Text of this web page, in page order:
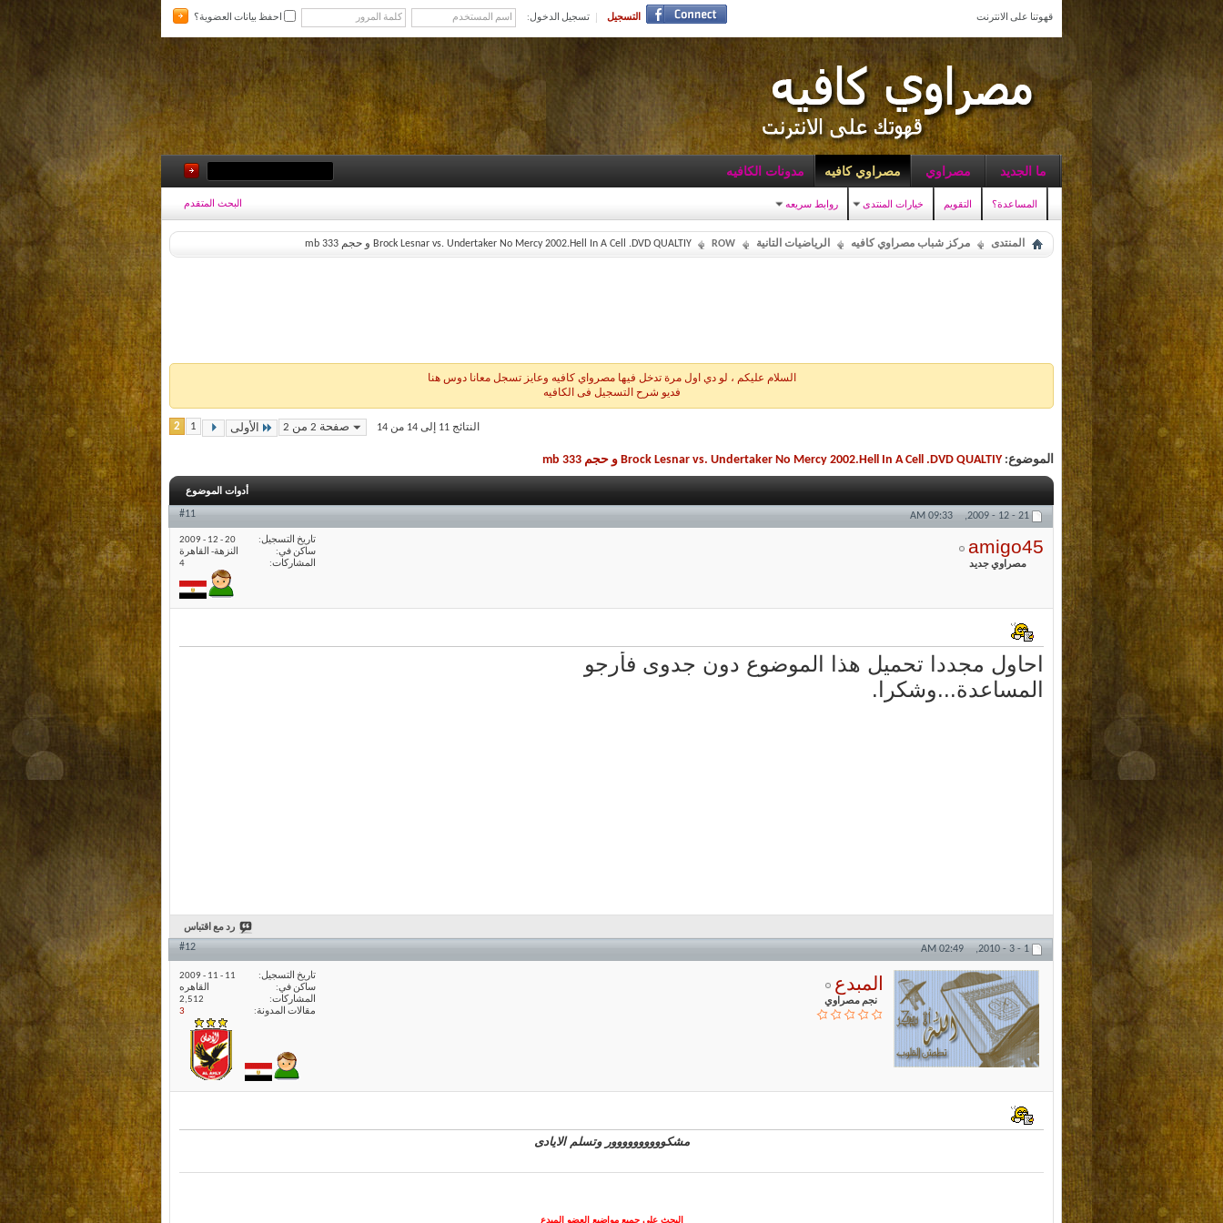
قهوتنا على الانترنت التسجيل تسجيل الدخول: احفظ بيانات العضوية؟
ما الجديد مصراوي مصراوي كافيه
المساعدة؟ التقويم خيارات المنتدى روابط سريعه
مدونات الكافيه
البحث المتقدم
المنتدى مركز شباب مصراوي كافيه الرياضيات التانية ROW Brock Lesnar vs. Undertaker No Mercy 2002.Hell In A Cell .DVD QUALTIY و حجم 333 mb
السلام عليكم ، لو دي اول مرة تدخل فيها مصرواي كافيه وعايز تسجل معانا دوس هنا
فديو شرح التسجيل فى الكافيه
صفحة 2 من 2 الأولى 1
2 النتائج 11 إلى 14 من 14
الموضوع:Brock Lesnar vs. Undertaker No Mercy 2002.Hell In A Cell .DVD QUALTIY و حجم 333 mb
أدوات الموضوع
21 - 12 - 2009,
09:33 AM
#11
amigo45
مصراوي جديد
تاريخ التسجيل
20 - 12 - 2009
ساكن في
النزهة- القاهرة
المشاركات
4
احاول مجددا تحميل هذا الموضوع دون جدوى فأرجو
المساعدة...وشكرا.
رد مع اقتباس
1 - 3 - 2010,
02:49 AM
#12
المبدع
نجم مصراوي
تاريخ التسجيل
11 - 11 - 2009
ساكن في
القاهره
المشاركات
2,512
مقالات المدونة
3
مشكوووووووووور وتسلم الايادى
البحث على جميع مواضيع العضو المبدع